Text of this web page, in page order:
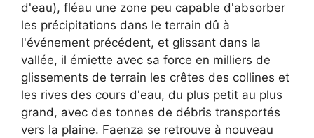
d'eau), fléau une zone peu capable d'absorber
les précipitations dans le terrain dû à
l'événement précédent, et glissant dans la
vallée, il émiette avec sa force en milliers de
glissements de terrain les crêtes des collines et
les rives des cours d'eau, du plus petit au plus
grand, avec des tonnes de débris transportés
vers la plaine. Faenza se retrouve à nouveau